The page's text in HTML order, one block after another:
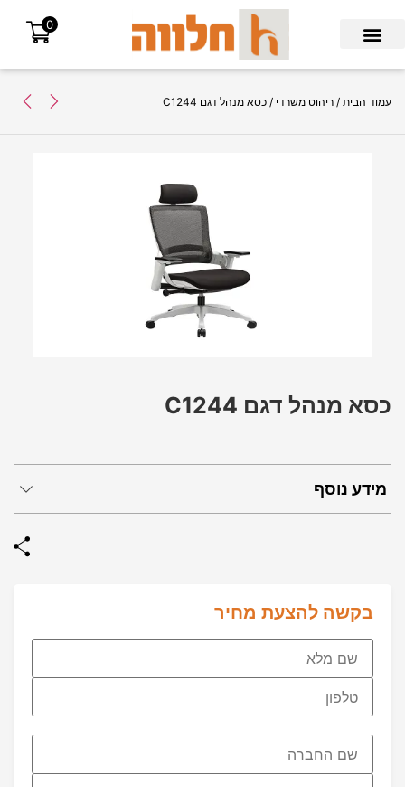
0
עמוד הבית / ריהוט משרדי / כסא מנהל דגם C1244
מידע נוסף
כסא מנהל דגם C1244
בקשה להצעת מחיר